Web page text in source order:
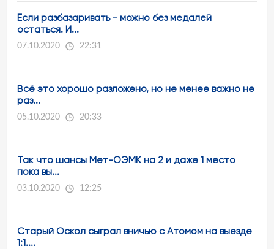
Если разбазаривать - можно без медалей
остаться. И...
07.10.2020 22:31
Всё это хорошо разложено, но не менее важно не
раз...
05.10.2020 20:33
Так что шансы Мет-ОЭМК на 2 и даже 1 место
пока вы...
03.10.2020 12:25
Старый Оскол сыграл вничью с Атомом на выезде
1:1....